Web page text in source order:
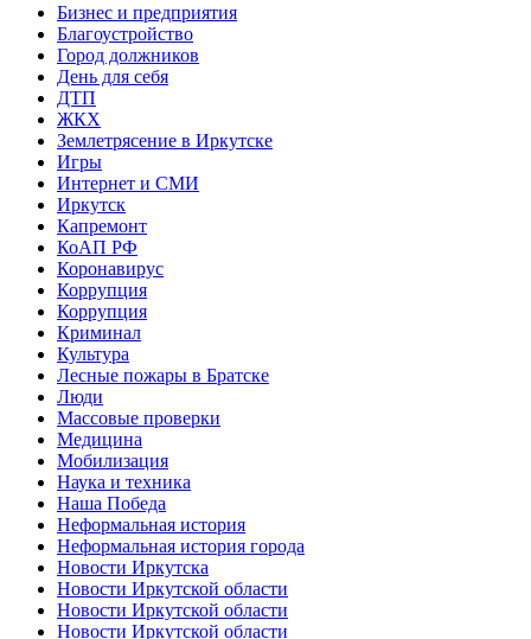
Бизнес и предприятия
Благоустройство
Город должников
День для себя
ДТП
ЖКХ
Землетрясение в Иркутске
Игры
Интернет и СМИ
Иркутск
Капремонт
КоАП РФ
Коронавирус
Коррупция
Коррупция
Криминал
Культура
Лесные пожары в Братске
Люди
Массовые проверки
Медицина
Мобилизация
Наука и техника
Наша Победа
Неформальная история
Неформальная история города
Новости Иркутска
Новости Иркутской области
Новости Иркутской области
Новости Иркутской области